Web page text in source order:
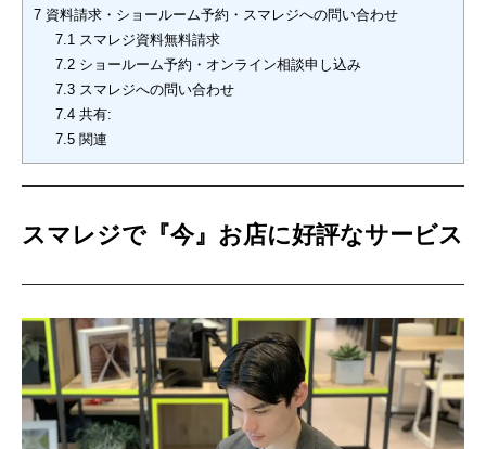
7 資料請求・ショールーム予約・スマレジへの問い合わせ
7.1スマレジ資料無料請求
7.2ショールーム予約・オンライン相談申し込み
7.3スマレジへの問い合わせ
7.4共有:
7.5関連
スマレジで『今』お店に好評なサービス